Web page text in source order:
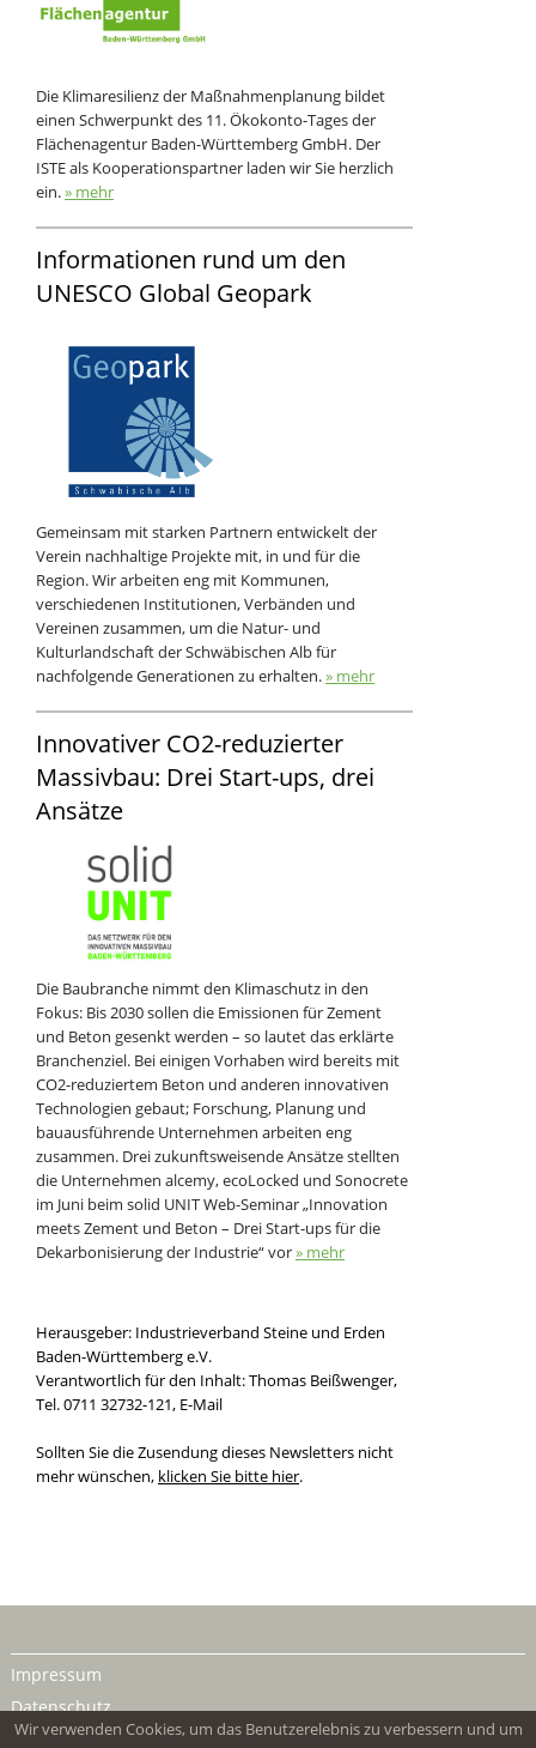
Wir verwenden Cookies, um das Benutzerelebnis zu verbessern und um
Die Klimaresilienz der Maßnahmenplanung bildet
einen Schwerpunkt des 11. Ökokonto-Tages der
Flächenagentur Baden-Württemberg GmbH. Der
ISTE als Kooperationspartner laden wir Sie herzlich
ein.» mehr
Informationen rund um den
UNESCO Global Geopark
Gemeinsam mit starken Partnern entwickelt der
Verein nachhaltige Projekte mit, in und für die
Region. Wir arbeiten eng mit Kommunen,
verschiedenen Institutionen, Verbänden und
Vereinen zusammen, um die Natur- und
Kulturlandschaft der Schwäbischen Alb für
nachfolgende Generationen zu erhalten.» mehr
Innovativer CO2-reduzierter
Massivbau: Drei Start-ups, drei
Ansätze
Die Baubranche nimmt den Klimaschutz in den
Fokus: Bis 2030 sollen die Emissionen für Zement
und Beton gesenkt werden – so lautet das erklärte
Branchenziel. Bei einigen Vorhaben wird bereits mit
CO2-reduziertem Beton und anderen innovativen
Technologien gebaut; Forschung, Planung und
bauausführende Unternehmen arbeiten eng
zusammen. Drei zukunftsweisende Ansätze stellten
die Unternehmen alcemy, ecoLocked und Sonocrete
im Juni beim solid UNIT Web-Seminar „Innovation
meets Zement und Beton – Drei Start-ups für die
Dekarbonisierung der Industrie“ vor» mehr
Herausgeber: Industrieverband Steine und Erden
Baden-Württemberg e.V.
Verantwortlich für den Inhalt: Thomas Beißwenger,
Tel. 0711 32732-121, E-Mail
Sollten Sie die Zusendung dieses Newsletters nicht
mehr wünschen, klicken Sie bitte hier.
Impressum
Datenschutz